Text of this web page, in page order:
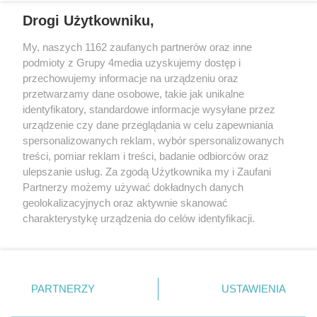
Redakcja Reklama Prywatność
Praca Łódź
the:protocol
Facebook.com
Youtube.com
Drogi Użytkowniku,
My, naszych 1162 zaufanych partnerów oraz inne
podmioty z Grupy 4media uzyskujemy dostęp i
przechowujemy informacje na urządzeniu oraz
przetwarzamy dane osobowe, takie jak unikalne
identyfikatory, standardowe informacje wysyłane przez
urządzenie czy dane przeglądania w celu zapewniania
spersonalizowanych reklam, wybór spersonalizowanych
treści, pomiar reklam i treści, badanie odbiorców oraz
ulepszanie usług. Za zgodą Użytkownika my i Zaufani
Partnerzy możemy używać dokładnych danych
geolokalizacyjnych oraz aktywnie skanować
charakterystykę urządzenia do celów identyfikacji.
zmienić/wycofać klikając przycisk ustawień prywatności
znajdujący się w lewym dolnym rogu strony
. Niektóre
PARTNERZY USTAWIENIA